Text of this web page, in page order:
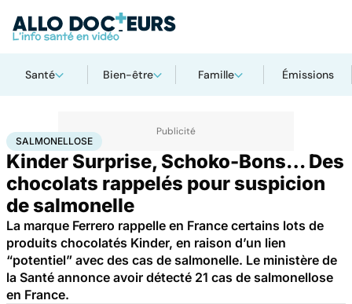
Santé Bien-être Famille Émissions
AccueilBien-êtreNutrition Salmonellose
SALMONELLOSE
Kinder Surprise, Schoko-Bons… Des
chocolats rappelés pour suspicion
de salmonelle
La marque Ferrero rappelle en France certains lots de
produits chocolatés Kinder, en raison d’un lien
“potentiel” avec des cas de salmonelle. Le ministère de
la Santé annonce avoir détecté 21 cas de salmonellose
en France.